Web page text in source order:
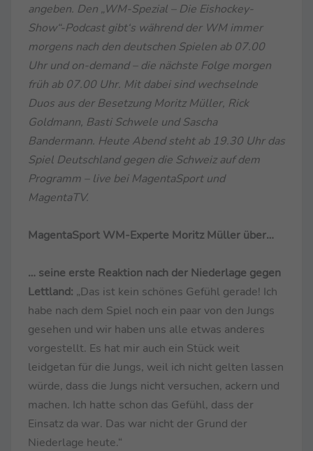
angeben. Den „WM-Spezial – Die Eishockey-
Show“-Podcast gibt‘s während der WM immer
morgens nach den deutschen Spielen ab 07.00
Uhr und on-demand – die nächste Folge morgen
früh ab 07.00 Uhr. Mit dabei sind wechselnde
Duos aus der Besetzung Moritz Müller, Rick
Goldmann, Basti Schwele und Sascha
Bandermann. Heute Abend steht ab 19.30 Uhr das
Spiel Deutschland gegen die Schweiz auf dem
Programm – live bei MagentaSport und
MagentaTV.
MagentaSport WM-Experte Moritz Müller über…
… seine erste Reaktion nach der Niederlage gegen
Lettland: „Das ist kein schönes Gefühl gerade! Ich
habe nach dem Spiel noch ein paar von den Jungs
gesehen und wir haben uns alle etwas anderes
vorgestellt. Es hat mir auch ein Stück weit
leidgetan für die Jungs, weil ich nicht gelten lassen
würde, dass die Jungs nicht versuchen, ackern und
machen. Ich hatte schon das Gefühl, dass der
Einsatz da war. Das war nicht der Grund der
Niederlage heute.“